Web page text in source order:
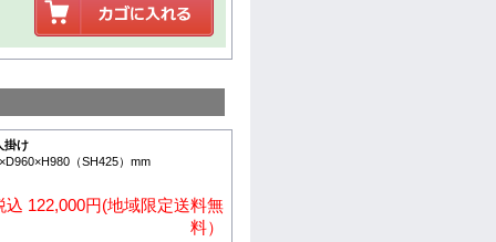
け
（SH425）mm
込 122,000円(地域限定送料無
料）